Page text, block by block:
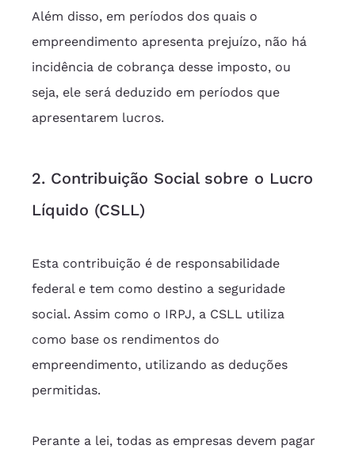
Além disso, em períodos dos quais o
empreendimento apresenta prejuízo, não há
incidência de cobrança desse imposto, ou
seja, ele será deduzido em períodos que
apresentarem lucros.
2. Contribuição Social sobre o Lucro
Líquido (CSLL)
Esta contribuição é de responsabilidade
federal e tem como destino a seguridade
social. Assim como o IRPJ, a CSLL utiliza
como base os rendimentos do
empreendimento, utilizando as deduções
permitidas.
Perante a lei, todas as empresas devem pagar